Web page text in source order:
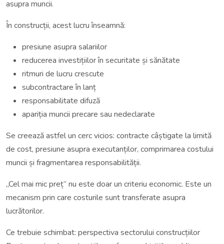
asupra muncii.
În construcții, acest lucru înseamnă:
presiune asupra salariilor
reducerea investițiilor în securitate și sănătate
ritmuri de lucru crescute
subcontractare în lanț
responsabilitate difuză
apariția muncii precare sau nedeclarate
Se creează astfel un cerc vicios: contracte câștigate la limită
de cost, presiune asupra executanților, comprimarea costului
muncii și fragmentarea responsabilității.
„Cel mai mic preț” nu este doar un criteriu economic. Este un
mecanism prin care costurile sunt transferate asupra
lucrătorilor.
Ce trebuie schimbat: perspectiva sectorului construcțiilor